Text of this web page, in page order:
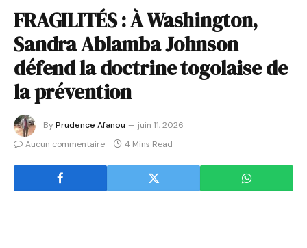
FRAGILITÉS : À Washington,
Sandra Ablamba Johnson
défend la doctrine togolaise de
la prévention
ByPrudence Afanou
juin 11, 2026
Aucun commentaire
4 Mins Read